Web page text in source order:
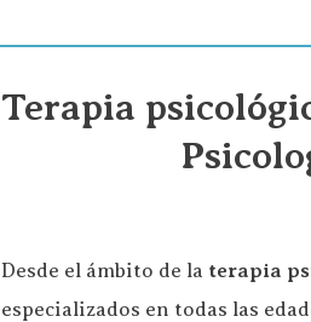
Terapia
Desde el ámbito de la terapia
especializados en todas las